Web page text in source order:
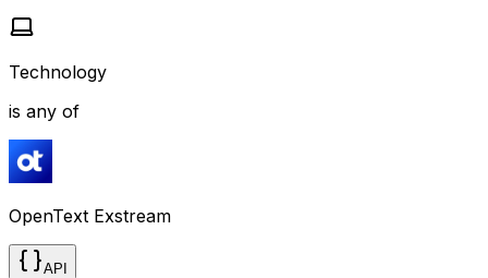
Technology
is any of
OpenText Exstream
API